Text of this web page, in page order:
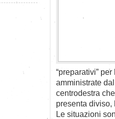
“preparativi”
amministrate
centrodestra
presenta diviso,
Le situazioni